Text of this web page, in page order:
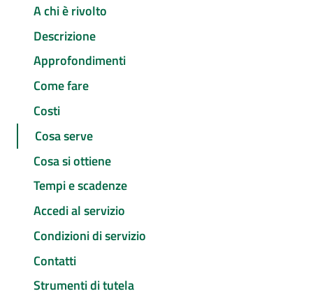
A chi è rivolto
Descrizione
Approfondimenti
Come fare
Costi
Cosa serve
Cosa si ottiene
Tempi e scadenze
Accedi al servizio
Condizioni di servizio
Contatti
Strumenti di tutela